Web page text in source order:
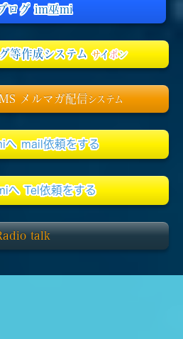
ログ im巫mi
等作成システム サイポン
メルマガ配信システム
へ mail依頼をする
へ Tel依頼をする
talk